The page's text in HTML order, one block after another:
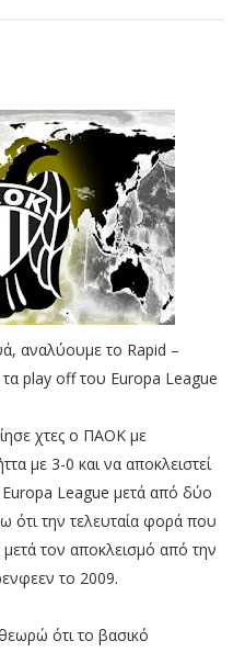
αναλύουμε το Rapid –
play off του Europa League
χτες ο ΠΑΟΚ με
με 3-0 και να αποκλειστεί
League μετά από δύο
ότι την τελευταία φορά που
τον αποκλεισμό από την
το 2009.
ότι το βασικό